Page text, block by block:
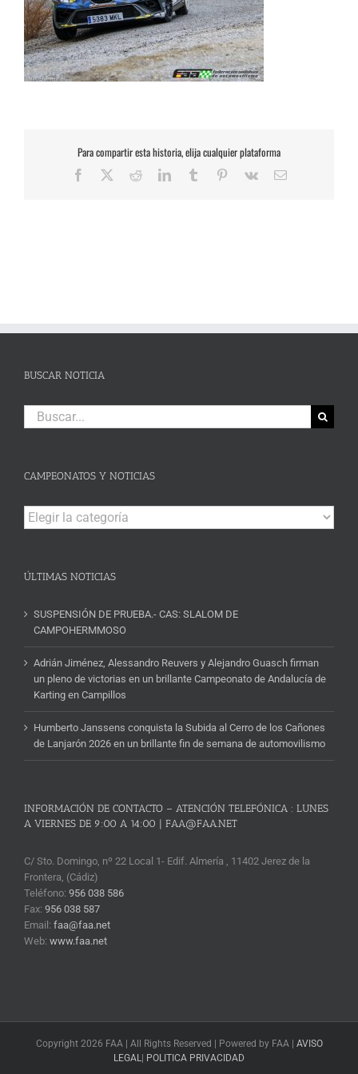
Para compartir esta historia, elija cualquier plataforma
Facebook RedditLinkedInTumblr Pinterest
Vk
Correo
BUSCAR NOTICIA
Buscar:
CAMPEONATOS Y NOTICIAS
Campeonatos
y
ÚLTIMAS NOTICIAS
SUSPENSIÓN DE PRUEBA.- CAS: SLALOM DE
CAMPOHERMMOSO
Adrián Jiménez, Alessandro Reuvers y Alejandro Guasch firman
un pleno de victorias en un brillante Campeonato de Andalucía de
Karting en Campillos
Humberto Janssens conquista la Subida al Cerro de los Cañones
de Lanjarón 2026 en un brillante fin de semana de automovilismo
INFORMACIÓN DE CONTACTO – ATENCIÓN TELEFÓNICA : LUNES
A VIERNES DE 9:00 A 14:00 | FAA@FAA.NET
C/ Sto. Domingo, nº 22 Local 1- Edif. Almería , 11402 Jerez de la
Frontera, (Cádiz)
Teléfono: 956 038 586
Fax: 956 038 587
Email: faa@faa.net
Web: www.faa.net
Copyright 2026 FAA | All Rights Reserved | Powered by FAA | AVISO
LEGAL | POLITICA PRIVACIDAD